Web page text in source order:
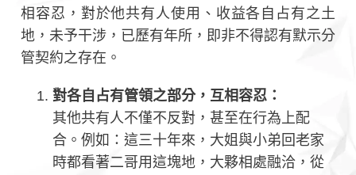
相容忍，對於他共有人使用、收益各自占有之土
地，未予干涉，已歷有年所，即非不得認有默示分
管契約之存在。
對各自占有管領之部分，互相容忍：
其他共有人不僅不反對，甚至在行為上配
合。例如：這三十年來，大姐與小弟回老家
時都看著二哥用這塊地，大夥相處融洽，從